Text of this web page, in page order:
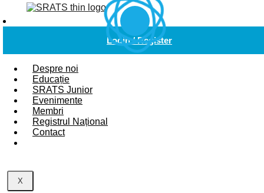
Login / Register
Despre noi
Educație
SRATS Junior
Evenimente
Membri
Registrul Național
Contact
X
No categories